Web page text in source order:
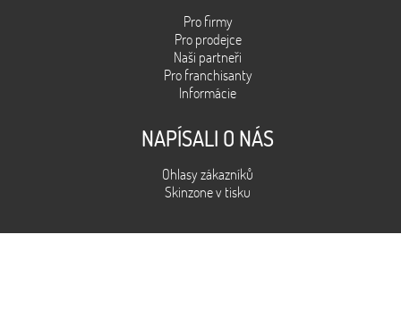
Pro firmy
Pro prodejce
Naši partneři
Pro franchisanty
Informácie
NAPÍSALI O NÁS
Ohlasy zákazníků
Skinzone v tisku